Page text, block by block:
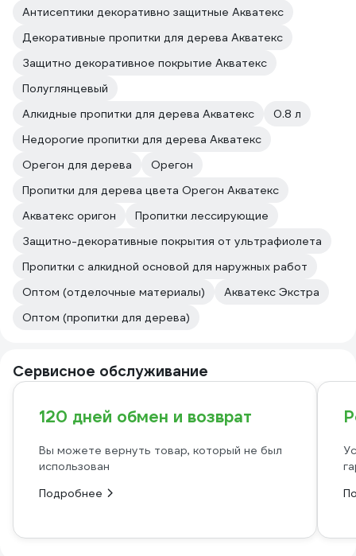
Антисептики декоративно защитные Акватекс
Декоративные пропитки для дерева Акватекс
Защитно декоративное покрытие Акватекс
Полуглянцевый
Алкидные пропитки для дерева Акватекс
0.8 л
Недорогие пропитки для дерева Акватекс
Орегон для дерева
Орегон
Пропитки для дерева цвета Орегон Акватекс
Акватекс оригон
Пропитки лессирующие
Защитно-декоративные покрытия от ультрафиолета
Пропитки с алкидной основой для наружных работ
Оптом (отделочные материалы)
Акватекс Экстра
Оптом (пропитки для дерева)
Сервисное обслуживание
120 дней обмен и возврат
Вы можете вернуть товар, который не был
использован
Подробнее